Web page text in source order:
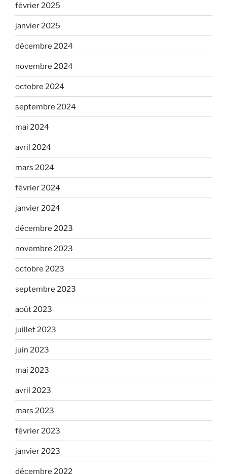
février 2025
janvier 2025
décembre 2024
novembre 2024
octobre 2024
septembre 2024
mai 2024
avril 2024
mars 2024
février 2024
janvier 2024
décembre 2023
novembre 2023
octobre 2023
septembre 2023
août 2023
juillet 2023
juin 2023
mai 2023
avril 2023
mars 2023
février 2023
janvier 2023
décembre 2022